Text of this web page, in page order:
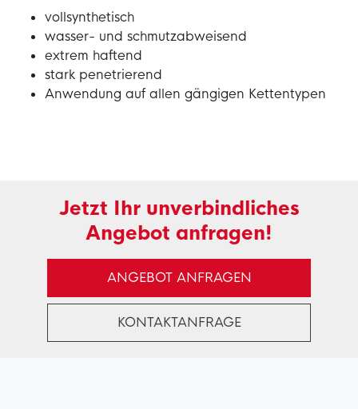
vollsynthetisch
wasser- und schmutzabweisend
extrem haftend
stark penetrierend
Anwendung auf allen gängigen Kettentypen
Jetzt Ihr unverbindliches
Angebot anfragen!
ANGEBOT ANFRAGEN
KONTAKTANFRAGE